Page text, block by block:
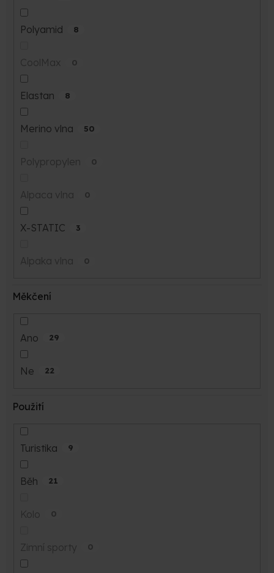
Polyamid 8
CoolMax 0
Elastan 8
Merino vlna 50
Polypropylen 0
Alpaca vlna 0
X-STATIC 3
Alpaka vlna 0
Měkčení
Ano 29
Ne 22
Použití
Turistika 9
Běh 21
Kolo 0
Zimní sporty 0